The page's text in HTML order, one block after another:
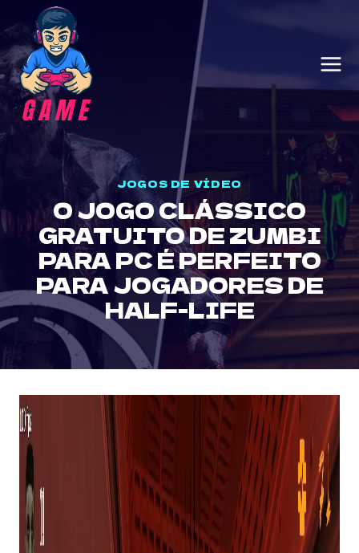
to
content
JOGOS DE VÍDEO
O JOGO CLÁSSICO
GRATUITO DE ZUMBI
PARA PC É PERFEITO
PARA JOGADORES DE
HALF-LIFE
Clássico Meia-vida mod zumbi Pânico Zumbi!
acaba de ser relançado no Steam, trazendo vários
novos recursos e atualizações.
Para qualquer pessoa com idade suficiente para
se lembrar disso, Pânico Zumbi!
era um mod
clássico para o originalMeia-vida
que coloca uma